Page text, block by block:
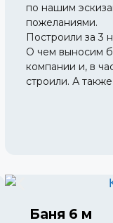
по нашим
пожеланиями.
Построили за 3
О чем выносим
компании и, в
строили. А
Баня 6 м